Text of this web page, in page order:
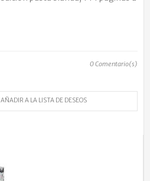
0Comentario(s)
AÑADIR A LA LISTA DE DESEOS